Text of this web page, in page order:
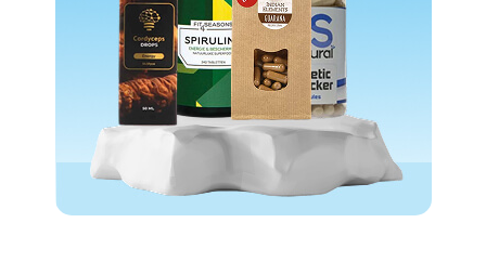
Wat onze klanten over
ons zeggen